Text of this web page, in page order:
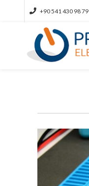
+90 541 430 98 79